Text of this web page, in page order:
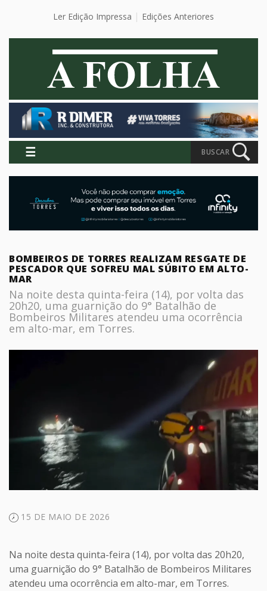
Ler Edição Impressa Edições Anteriores
☰ BUSCAR
BOMBEIROS DE TORRES REALIZAM RESGATE DE
PESCADOR QUE SOFREU MAL SÚBITO EM ALTO-
MAR
Na noite desta quinta-feira (14), por volta das
20h20, uma guarnição do 9° Batalhão de
Bombeiros Militares atendeu uma ocorrência
em alto-mar, em Torres.
15 DE MAIO DE 2026
Na noite desta quinta-feira (14), por volta das 20h20,
uma guarnição do 9° Batalhão de Bombeiros Militares
atendeu uma ocorrência em alto-mar, em Torres.